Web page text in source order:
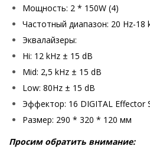
Мощность: 2 * 150W (4)
Частотный диапазон: 20 Hz-18
Эквалайзеры:
Hi: 12 kHz ± 15 dB
Mid: 2,5 kHz ± 15 dB
Low: 80Hz ± 15 dB
Эффектор: 16 DIGITAL Effector
Размер: 290 * 320 * 120 мм
Просим обратить внимание: